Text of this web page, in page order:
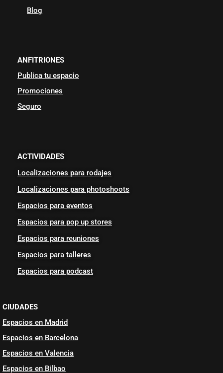
Blog
ANFITRIONES
Publica tu espacio
Promociones
Seguro
ACTIVIDADES
Localizaciones para rodajes
Localizaciones para photoshoots
Espacios para eventos
Espacios para pop up stores
Espacios para reuniones
Espacios para talleres
Espacios para podcast
CIUDADES
Espacios en Madrid
Espacios en Barcelona
Espacios en Valencia
Espacios en Bilbao